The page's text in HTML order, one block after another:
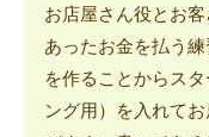
お店屋さん役とお
あったお金を払う
を作ることからス
ング用）を入れて